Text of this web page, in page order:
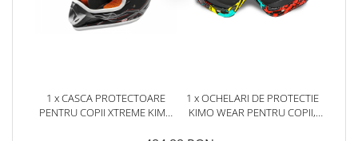
1 x CASCA PROTECTOARE
PENTRU COPII XTREME KIMO
1 x OCHELARI DE PROTECTIE
KIMO WEAR PENTRU COPII,